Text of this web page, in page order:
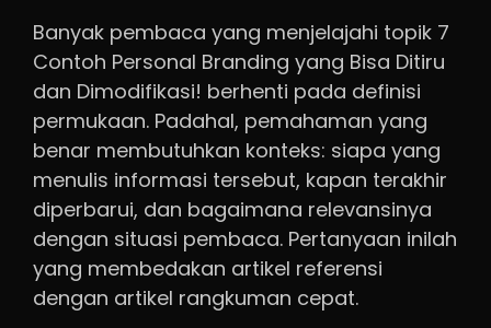
Banyak pembaca yang menjelajahi topik 7
Contoh Personal Branding yang Bisa Ditiru
dan Dimodifikasi! berhenti pada definisi
permukaan. Padahal, pemahaman yang
benar membutuhkan konteks: siapa yang
menulis informasi tersebut, kapan terakhir
diperbarui, dan bagaimana relevansinya
dengan situasi pembaca. Pertanyaan inilah
yang membedakan artikel referensi
dengan artikel rangkuman cepat.